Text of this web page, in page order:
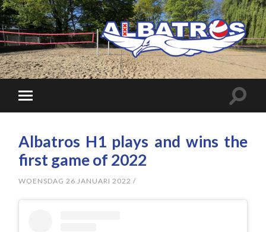
Albatros H1 plays and wins the
first game of 2022
WOENSDAG 26 JANUARI 2022 /